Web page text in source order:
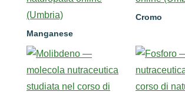
Manganese
Cromo